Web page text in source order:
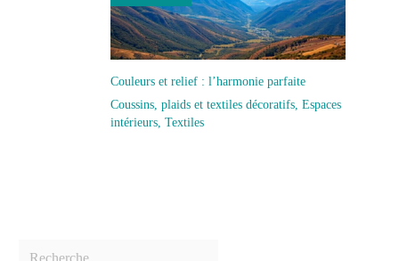
Couleurs et relief : l’harmonie parfaite
Coussins, plaids et textiles décoratifs Espaces
intérieurs Textiles